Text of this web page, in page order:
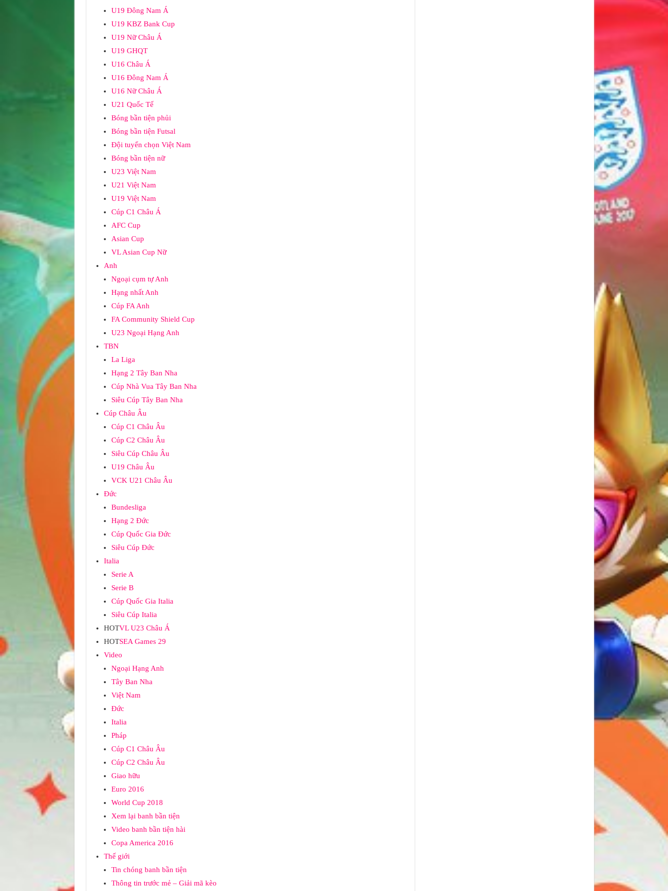
U19 Đông Nam Á
U19 KBZ Bank Cup
U19 Nữ Châu Á
U19 GHQT
U16 Châu Á
U16 Đông Nam Á
U16 Nữ Châu Á
U21 Quốc Tế
Bóng bần tiện phủi
Bóng bần tiện Futsal
Đội tuyển chọn Việt Nam
Bóng bần tiện nữ
U23 Việt Nam
U21 Việt Nam
U19 Việt Nam
Cúp C1 Châu Á
AFC Cup
Asian Cup
VL Asian Cup Nữ
Anh
Ngoại cụm tự Anh
Hạng nhất Anh
Cúp FA Anh
FA Community Shield Cup
U23 Ngoại Hạng Anh
TBN
La Liga
Hạng 2 Tây Ban Nha
Cúp Nhà Vua Tây Ban Nha
Siêu Cúp Tây Ban Nha
Cúp Châu Âu
Cúp C1 Châu Âu
Cúp C2 Châu Âu
Siêu Cúp Châu Âu
U19 Châu Âu
VCK U21 Châu Âu
Đức
Bundesliga
Hạng 2 Đức
Cúp Quốc Gia Đức
Siêu Cúp Đức
Italia
Serie A
Serie B
Cúp Quốc Gia Italia
Siêu Cúp Italia
HOTVL U23 Châu Á
HOTSEA Games 29
Video
Ngoại Hạng Anh
Tây Ban Nha
Việt Nam
Đức
Italia
Pháp
Cúp C1 Châu Âu
Cúp C2 Châu Âu
Giao hữu
Euro 2016
World Cup 2018
Xem lại banh bần tiện
Video banh bần tiện hài
Copa America 2016
Thế giới
Tin chóng banh bần tiện
Thông tin trước mẻ – Giải mã kèo